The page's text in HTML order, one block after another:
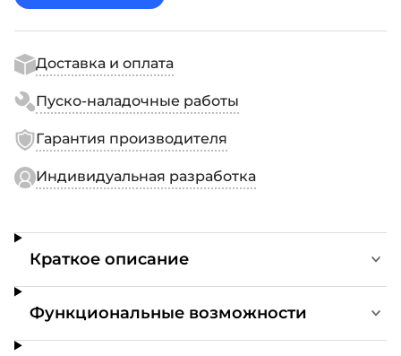
Доставка и оплата
Пуско-наладочные работы
Гарантия производителя
Индивидуальная разработка
Краткое описание
Функциональные возможности